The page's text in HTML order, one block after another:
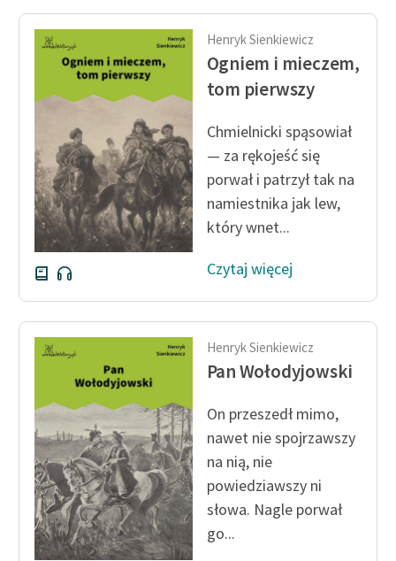
O nas
Kontakt
O projekcie
Zasady wykorzystania
Wolnych Lektur
Logotypy
Materiały promocyjne
Polityka prywatności
Regulamin biblioteki
Dane fundacji i
sprawozdania finansowe
Regulamin darowizn
Informacja o treściach
wrażliwych
Deklaracja dostępności
Henryk Sienkiewicz
Ogniem i mieczem,
tom pierwszy
Chmielnicki spąsowiał
— za rękojeść się
porwał i patrzył tak na
namiestnika jak lew,
który wnet...
Czytaj więcej
Henryk Sienkiewicz
Pan Wołodyjowski
On przeszedł mimo,
nawet nie spojrzawszy
na nią, nie
powiedziawszy ni
słowa. Nagle porwał
go...